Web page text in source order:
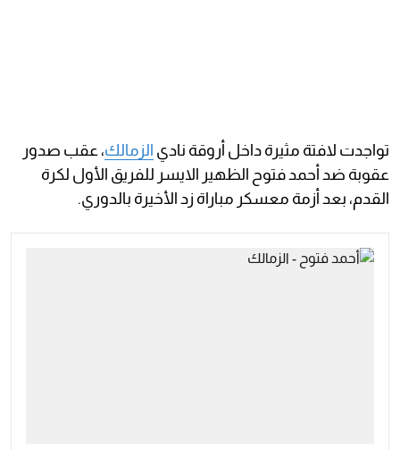
تواجدت لافتة مثيرة داخل أروقة نادي الزمالك، عقب صدور
عقوبة ضد أحمد فتوح الظهير الايسر للفريق الأول لكرة
القدم، بعد أزمة معسكر مباراة زد الأخيرة بالدوري.